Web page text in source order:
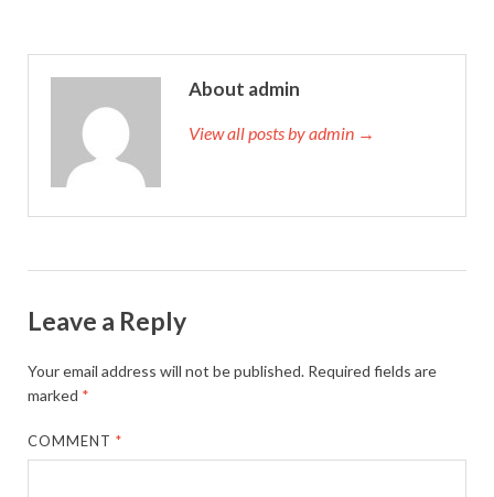
About admin
View all posts by admin →
Leave a Reply
Your email address will not be published. Required fields are
marked *
COMMENT*